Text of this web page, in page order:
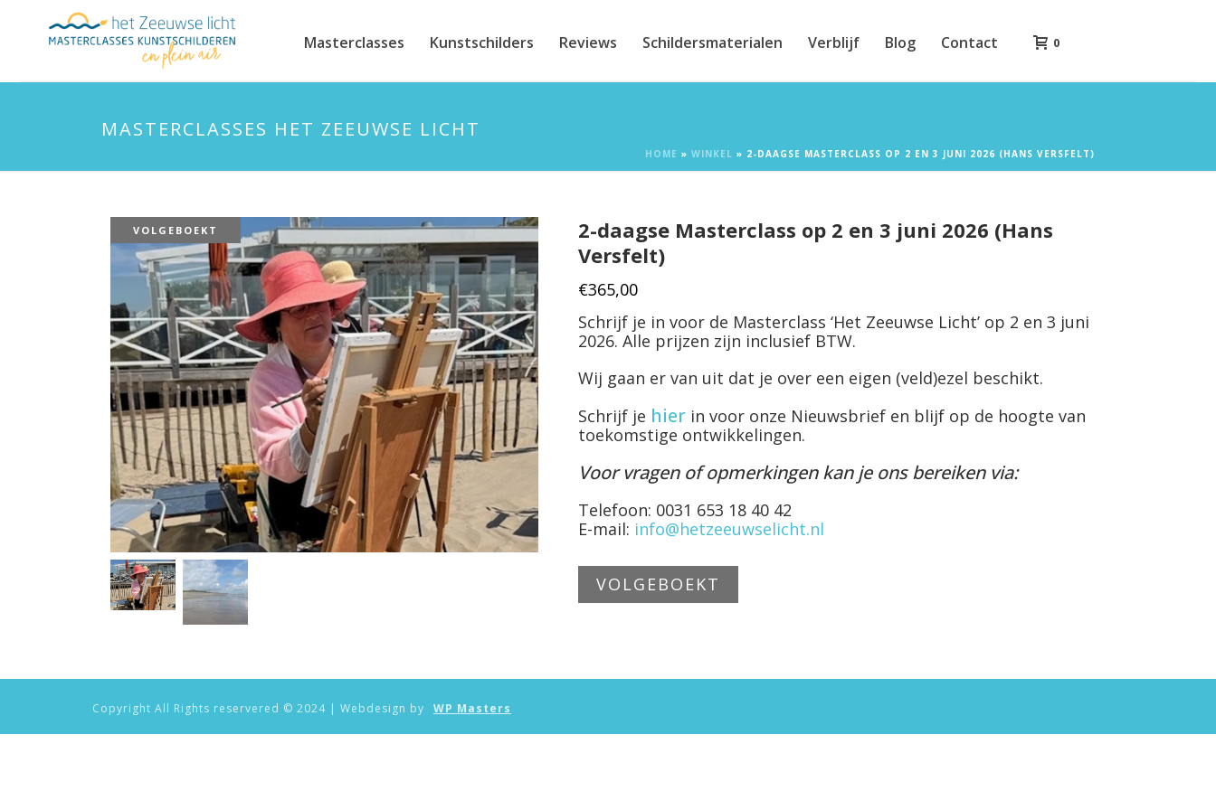
Masterclasses Kunstschilders Reviews Schildersmaterialen Verblijf Blog Contact 0
MASTERCLASSES HET ZEEUWSE LICHT
HOME » WINKEL » 2-DAAGSE MASTERCLASS OP 2 EN 3 JUNI 2026 (HANS VERSFELT)
VOLGEBOEKT
2-daagse Masterclass op 2 en 3 juni 2026 (Hans
Versfelt)
€365,00
Schrijf je in voor de Masterclass ‘Het Zeeuwse Licht’ op 2 en 3 juni
2026. Alle prijzen zijn inclusief BTW.
Wij gaan er van uit dat je over een eigen (veld)ezel beschikt.
Schrijf je hier in voor onze Nieuwsbrief en blijf op de hoogte van
toekomstige ontwikkelingen.
Voor vragen of opmerkingen kan jeons bereiken via:
Telefoon: 0031 653 18 40 42
E-mail: info@hetzeeuwselicht.nl
VOLGEBOEKT
Copyright All Rights reservered © 2024 | Webdesign by WP Masters